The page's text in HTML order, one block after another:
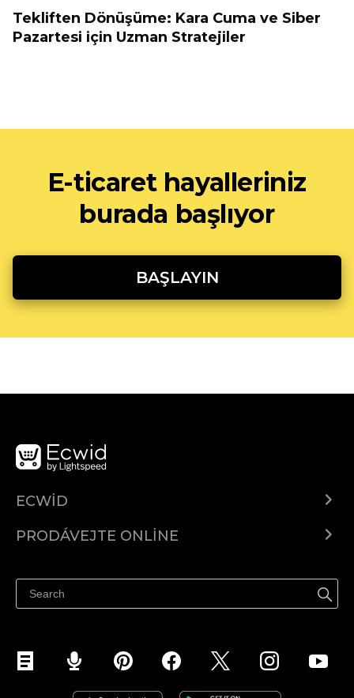
Tekliften Dönüşüme: Kara Cuma ve Siber
Pazartesi için Uzman Stratejiler
E-ticaret hayalleriniz
burada başlıyor
BAŞLAYIN
ECWID
Ceny
PRODÁVEJTE ONLINE
Prodávejte na Facebooku
Prodávejte na Instagramu